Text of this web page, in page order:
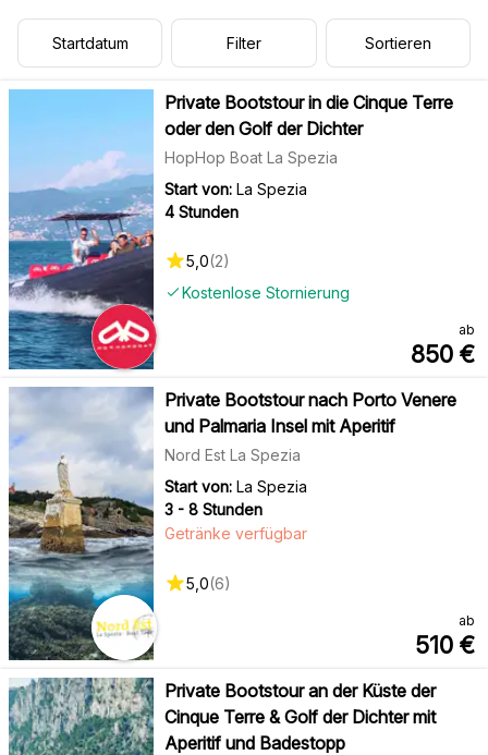
Startdatum Filter Sortieren
Private Bootstour in die Cinque Terre
oder den Golf der Dichter
HopHop Boat La Spezia
Start von: La Spezia
4 Stunden
Kostenlose Stornierung
5,0(2)
ab
850 €
Private Bootstour nach Porto Venere
und Palmaria Insel mit Aperitif
Nord Est La Spezia
Start von: La Spezia
3 - 8 Stunden
Getränke verfügbar
5,0(6)
ab
510 €
Private Bootstour an der Küste der
Cinque Terre & Golf der Dichter mit
Aperitif und Badestopp